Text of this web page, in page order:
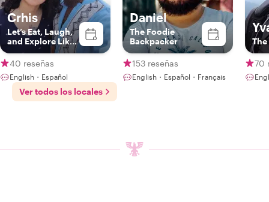
Crhis
Let’s Eat, Laugh,
and Explore Like
Locals
40 reseñas
English・Español
Daniel
The Foodie
Backpacker
153 reseñas
English・Español・Français
70
Ver todos los locales